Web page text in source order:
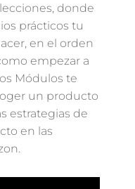
donde
prácticos tu
en el orden
empezar a
Módulos te
un producto
estrategias de
en las